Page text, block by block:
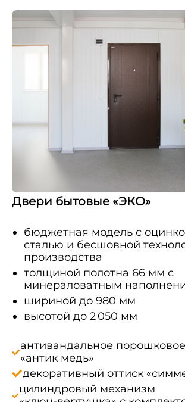
Двери бытовые «ЭКО»
бюджетная модель с
сталью и бесшовной
производства
толщиной полотна 66 мм с
минераловатным
шириной до 980 мм
высотой до 2 050 мм
антивандальное
«антик медь»
декоративный оттиск
цилиндровый механизм